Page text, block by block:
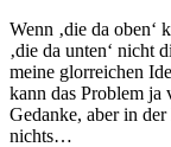
Wenn ‚die da
‚die da unten‘ nicht
meine glorreichen
kann das Problem
Gedanke, aber in
nichts…